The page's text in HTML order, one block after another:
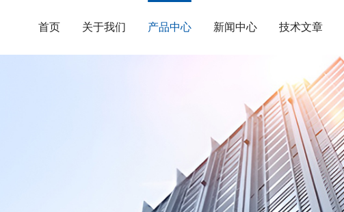
首页 关于我们 产品中心 新闻中心 技术文章